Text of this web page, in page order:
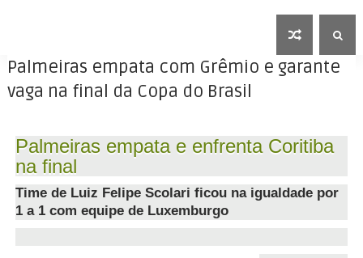
Palmeiras empata com Grêmio e garante
vaga na final da Copa do Brasil
Palmeiras empata e enfrenta Coritiba
na final
Time de Luiz Felipe Scolari ficou na igualdade por
1 a 1 com equipe de Luxemburgo